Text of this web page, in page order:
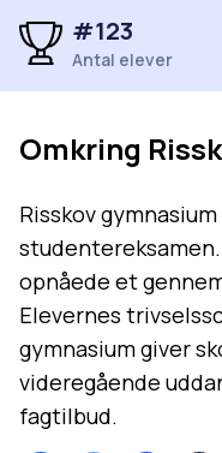
#123
Antal elever
Omkring
Risskov
studentereksamen.
opnåede et
Elevernes
gymnasium giver
videregående
fagtilbud.